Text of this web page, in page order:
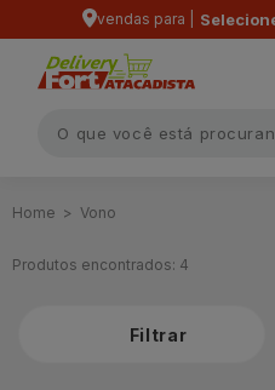
vendas para |
Vono
Produtos encontrados: 4
Filtrar